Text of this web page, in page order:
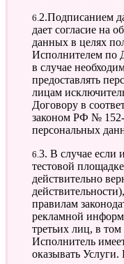
6.2.Подписанием данного договора Заказчик
дает согласие на
данных в целях
Исполнителем по
в случае
предоставлять
лицам
Договору в
законом РФ №
персональных
6.3. В случае если информация на веб-сайте,
тестовой
действительно
правилам
рекламной
третьих лиц, в том
Исполнитель
оказывать